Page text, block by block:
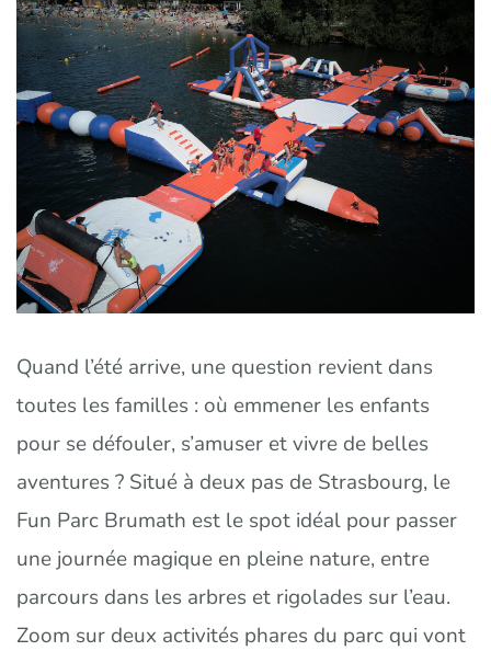
Quand l’été arrive, une question revient dans
toutes les familles : où emmener les enfants
pour se défouler, s’amuser et vivre de belles
aventures ? Situé à deux pas de Strasbourg, le
Fun Parc Brumath est le spot idéal pour passer
une journée magique en pleine nature, entre
parcours dans les arbres et rigolades sur l’eau.
Zoom sur deux activités phares du parc qui vont